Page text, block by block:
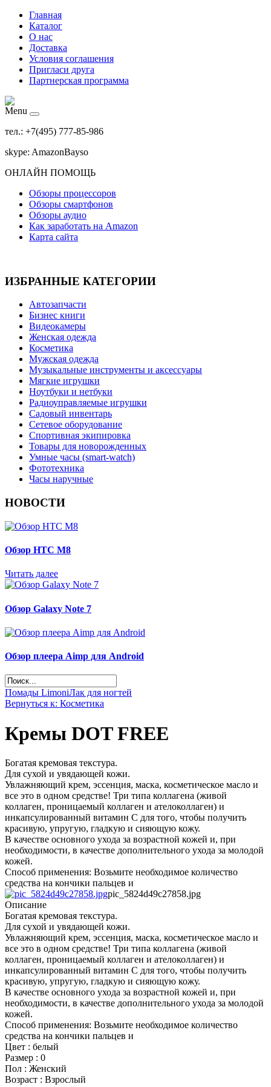
Главная
Каталог
О нас
Доставка
Условия соглашения
Пригласи друга
Партнерская программа
Menu
тел.: +7(495) 777-85-986
skype: AmazonBayso
ОНЛАЙН ПОМОЩЬ
Обзоры процессоров
Обзоры смартфонов
Обзоры аудио
Как заработать на Amazon
Карта сайта
ИЗБРАННЫЕ КАТЕГОРИИ
Автозапчасти
Бизнес книги
Видеокамеры
Женская одежда
Косметика
Мужская одежда
Музыкальные инструменты и аксессуары
Мягкие игрушки
Ноутбуки и нетбуки
Радиоуправляемые игрушки
Садовый инвентарь
Сетевое оборудование
Спортивная экипировка
Товары для новорожденных
Умные часы (smart-watch)
Фототехника
Часы наручные
НОВОСТИ
Обзор НТС М8
Читать далее
Обзор Galaxy Note 7
Обзор плеера Aimp для Android
Помады LimoniЛак для ногтей
Вернуться к: Косметика
Кремы DOT FREE
Богатая кремовая текстура.
Для сухой и увядающей кожи.
Увлажняющий крем, эссенция, маска, косметическое масло и
все это в одном средстве! Три типа коллагена (живой
коллаген, проницаемый коллаген и ателоколлаген) и
инкапсулированный витамин С для того, чтобы получить
красивую, упругую, гладкую и сияющую кожу.
В качестве основного ухода за возрастной кожей и, при
необходимости, в качестве дополнительного ухода за молодой
кожей.
Способ применения: Возьмите необходимое количество
средства на кончики пальцев и
pic_5824d49c27858.jpg
Описание
Богатая кремовая текстура.
Для сухой и увядающей кожи.
Увлажняющий крем, эссенция, маска, косметическое масло и
все это в одном средстве! Три типа коллагена (живой
коллаген, проницаемый коллаген и ателоколлаген) и
инкапсулированный витамин С для того, чтобы получить
красивую, упругую, гладкую и сияющую кожу.
В качестве основного ухода за возрастной кожей и, при
необходимости, в качестве дополнительного ухода за молодой
кожей.
Способ применения: Возьмите необходимое количество
средства на кончики пальцев и
Цвет : белый
Размер : 0
Пол : Женский
Возраст : Взрослый